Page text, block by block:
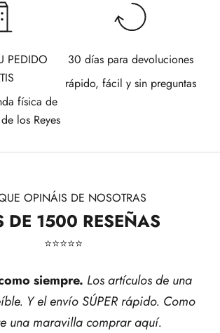
PEDIDO
física de
los Reyes
30 días para devoluciones
rápido, fácil y sin preguntas
OPINÁIS DE NOSOTRAS
DE 1500 RESEÑAS
⭐​⭐​⭐​⭐​⭐​
siempre. Los artículos de una
Y el envío SÚPER rápido. Como
una maravilla comprar aquí.